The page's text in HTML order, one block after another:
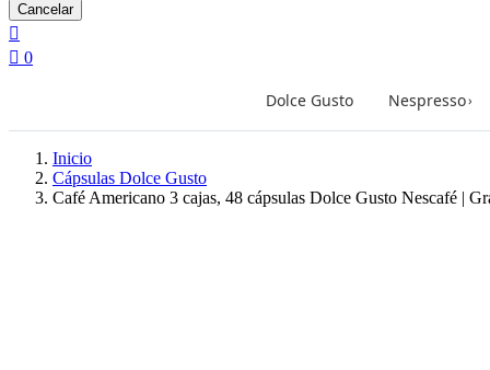
Cancelar

 0
Dolce Gusto Nespresso›
Inicio
Cápsulas Dolce Gusto
Café Americano 3 cajas, 48 cápsulas Dolce Gusto Nescafé |